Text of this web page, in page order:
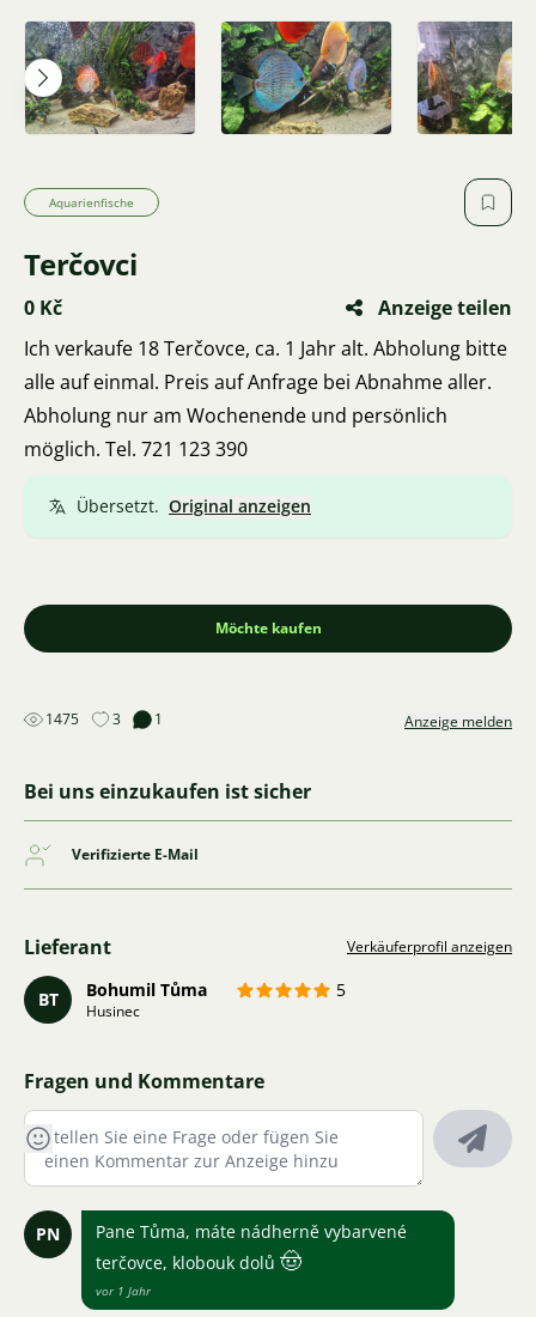
Aquarienfische
Terčovci
0 Kč
Anzeige teilen
Ich verkaufe 18 Terčovce, ca. 1 Jahr alt. Abholung bitte
alle auf einmal. Preis auf Anfrage bei Abnahme aller.
Abholung nur am Wochenende und persönlich
möglich. Tel. 721 123 390
Übersetzt. Original anzeigen
Möchte kaufen
1475 3 1 Anzeige melden
Bei uns einzukaufen ist sicher
Verifizierte E-Mail
Lieferant Verkäuferprofil anzeigen
BT Bohumil Tůma 5
Husinec
Fragen und Kommentare
PN
Pane Tůma, máte nádherně vybarvené
terčovce, klobouk dolů 🤠
vor 1 Jahr